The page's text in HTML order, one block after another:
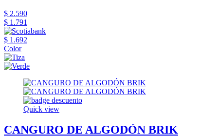
$ 2.590
$ 1.791
$ 1.692
Color
Quick view
CANGURO DE ALGODÓN BRIK